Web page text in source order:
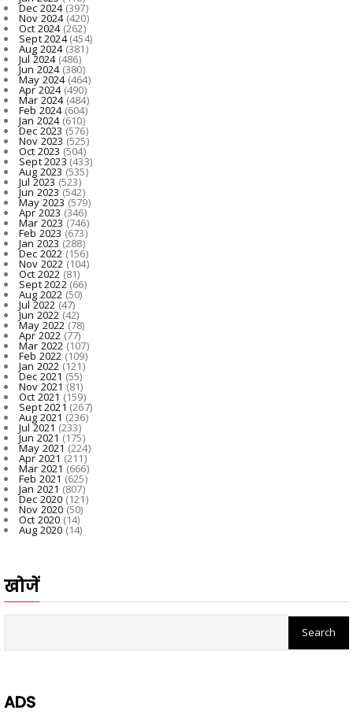
Dec 2024(397)
Nov 2024(420)
Oct 2024(262)
Sept 2024(454)
Aug 2024(381)
Jul 2024(486)
Jun 2024(380)
May 2024(464)
Apr 2024(490)
Mar 2024(484)
Feb 2024(604)
Jan 2024(610)
Dec 2023(576)
Nov 2023 (525)
Oct 2023 (504)
Sept 2023 (433)
Aug 2023 (535)
Jul 2023 (523)
Jun 2023(542)
May 2023(579)
Apr 2023 (346)
Mar 2023 (746)
Feb 2023 (673)
Jan 2023 (288)
Dec 2022(156)
Nov 2022 (104)
Oct 2022 (81)
Sept 2022(66)
Aug 2022 (50)
Jul 2022 (47)
Jun 2022(42)
May 2022(78)
Apr 2022 (77)
Mar 2022(107)
Feb 2022 (109)
Jan 2022 (121)
Dec 2021 (55)
Nov 2021 (81)
Oct 2021 (159)
Sept 2021 (267)
Aug 2021 (236)
Jul 2021 (233)
Jun 2021(175)
May 2021(224)
Apr 2021 (211)
Mar 2021 (666)
Feb 2021 (625)
Jan 2021 (807)
Dec 2020(121)
Nov 2020 (50)
Oct 2020 (14)
Aug 2020(14)
खोजें
ADS